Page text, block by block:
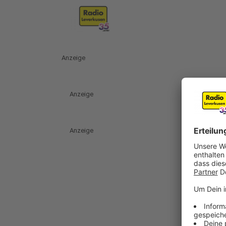
Anzeige
Anzeige
Anzeige